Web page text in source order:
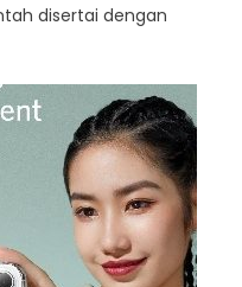
disertai dengan